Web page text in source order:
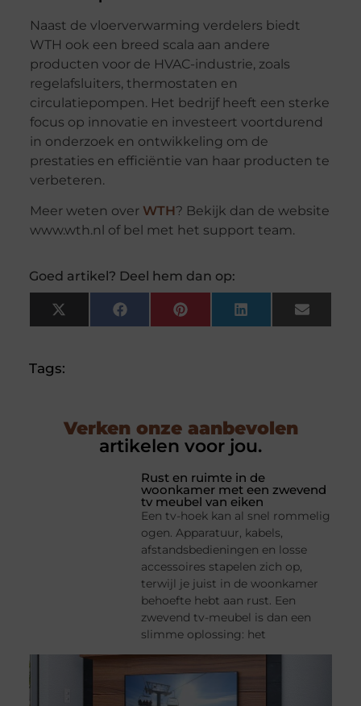
Naast de vloerverwarming verdelers biedt
WTH ook een breed scala aan andere
producten voor de HVAC-industrie, zoals
regelafsluiters, thermostaten en
circulatiepompen. Het bedrijf heeft een sterke
focus op innovatie en investeert voortdurend
in onderzoek en ontwikkeling om de
prestaties en efficiëntie van haar producten te
verbeteren.
Meer weten over WTH? Bekijk dan de website
www.wth.nl of bel met het support team.
Goed artikel? Deel hem dan op:
X
(Twitter)
FacebookPinterestLinkedInEmail
Tags:
Verken onze aanbevolen
artikelen voor jou.
Rust en ruimte in de
woonkamer met een zwevend
tv meubel van eiken
Een tv-hoek kan al snel rommelig
ogen. Apparatuur, kabels,
afstandsbedieningen en losse
accessoires stapelen zich op,
terwijl je juist in de woonkamer
behoefte hebt aan rust. Een
zwevend tv-meubel is dan een
slimme oplossing: het